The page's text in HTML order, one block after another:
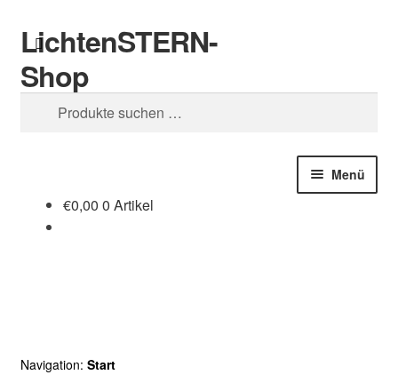
Zur
Navigation
springen
Zum
Inhalt
springen
LichtenSTERN-
Shop
Suchen
Suchen
Menü
€0,00 0 Artikel
Navigation: Start